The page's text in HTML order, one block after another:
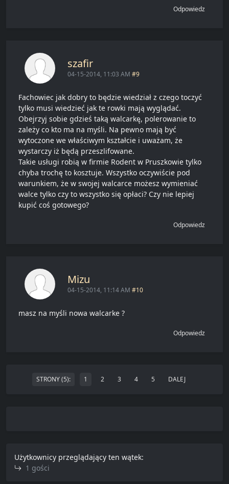
Odpowiedz
szafir
04-15-2014, 11:03 AM #9
Fachowiec jak dobry to będzie wiedział z czego toczyć
tylko musi wiedzieć jak te rowki mają wyglądać.
Obejrzyj sobie gdzieś taką walcarkę, polerowanie to
zależy co kto ma na myśli. Na pewno mają być
wytoczone we właściwym kształcie i uważam, że
wystarczy iż będą przeszlifowane.
Takie usługi robią w firmie Rodent w Pruszkowie tylko
chyba trochę to kosztuje. Wszystko oczywiście pod
warunkiem, że w swojej walcarce możesz wymieniać
walce tylko czy to wszystko się opłaci? Czy nie lepiej
kupić coś gotowego?
Odpowiedz
Mizu
04-15-2014, 11:14 AM #10
masz na myśli nowa walcarke ?
Odpowiedz
STRONY (5): 1 2 3 4 5 DALEJ
Użytkownicy przeglądający ten wątek:
1 gości